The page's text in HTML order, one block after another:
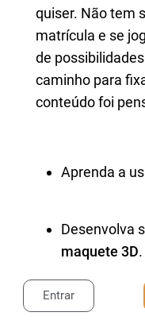
quiser. Não tem
matrícula e se
de
caminho para
conteúdo foi
Aprenda a
Desenvolva
maquete 3D.
Pratique
Entrar